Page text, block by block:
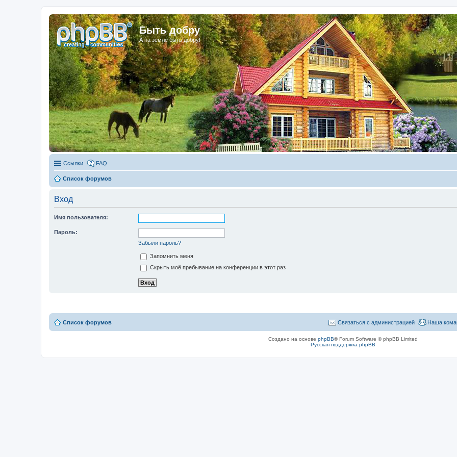
Быть добру
А на земле быть добру!
Ссылки FAQ
Список форумов
Вход
Имя пользователя:
Пароль:
Забыли пароль?
Запомнить меня
Скрыть моё пребывание на конференции в этот раз
Список форумов Наша
Связаться с администрацией
Создано на основе phpBB® Forum Software © phpBB Limited
Русская поддержка phpBB